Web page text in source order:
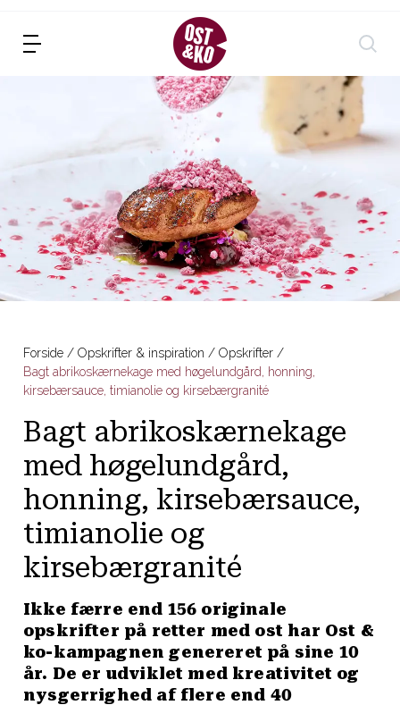
Forside Opskrifter & inspiration
Opskrifter
Bagt abrikoskærnekage med høgelundgård, honning,
kirsebærsauce, timianolie og kirsebærgranité
Bagt abrikoskærnekage
med høgelundgård,
honning, kirsebærsauce,
timianolie og
kirsebærgranité
Ikke færre end 156 originale
opskrifter på retter med ost har Ost &
ko-kampagnen genereret på sine 10
år. De er udviklet med kreativitet og
nysgerrighed af flere end 40